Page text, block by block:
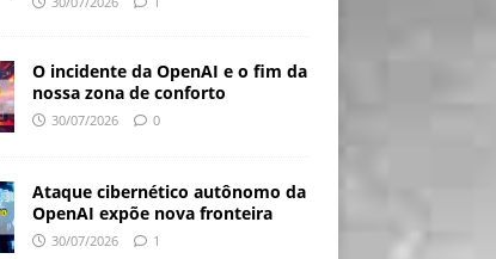
O incidente da OpenAI e o fim da
nossa zona de conforto
30/07/2026 0
Ataque cibernético autônomo da
OpenAI expõe nova fronteira
30/07/2026 1